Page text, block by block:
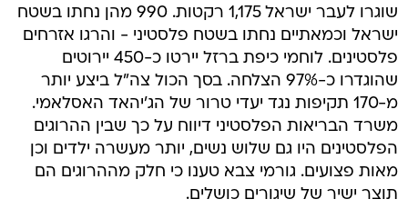
שוגרו לעבר ישראל 1,175 רקטות. 990 מהן נחתו בשטח
ישראל וכמאתיים נחתו בשטח פלסטיני - והרגו אזרחים
פלסטינים. לוחמי כיפת ברזל יירטו כ-450 יירוטים
שהוגדרו כ-97% הצלחה. בסך הכול צה"ל ביצע יותר
מ-170 תקיפות נגד יעדי טרור של הג'יהאד האסלאמי.
משרד הבריאות הפלסטיני דיווח על כך שבין ההרוגים
הפלסטינים היו גם שלוש נשים, יותר מעשרה ילדים וכן
מאות פצועים. גורמי צבא טענו כי חלק מההרוגים הם
תוצר ישיר של שיגורים כושלים.